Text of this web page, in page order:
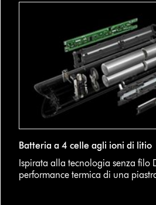
Batteria a 4 celle agli ioni di litio
Ispirata alla tecnologia senza filo
performance termica di una